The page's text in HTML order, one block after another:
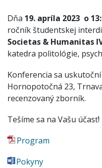
Dňa 19. apríla 2023 o
ročník študentskej
Societas & Humanitas
katedra politológie,
Konferencia sa uskutoční
Hornopotočná 23,
recenzovaný zborník.
Tešíme sa na Vašu účasť!
Program
Pokyny